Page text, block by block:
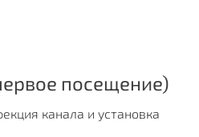
посещение)
канала и установка
Онлайн запись